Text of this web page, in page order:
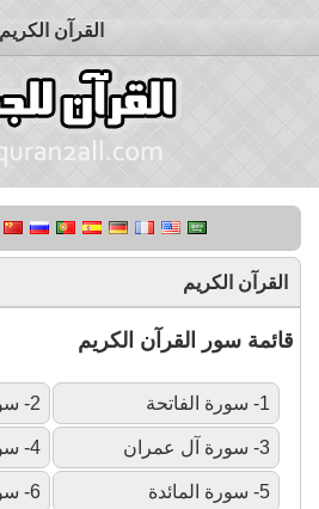
القرآن الكريم
القرآن الكريم
قائمة سور القرآن الكريم
1- سورة الفاتحة 2- سورة البقرة
3- سورة آل عمران 4- سورة النساء
5- سورة المائدة 6- سورة الأنعام